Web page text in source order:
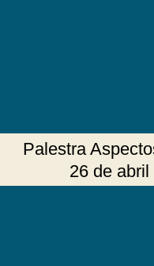
Palestra
26 de